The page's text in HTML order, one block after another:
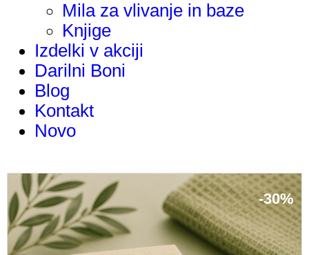
Mila za vlivanje in baze
Knjige
Izdelki v akciji
Darilni Boni
Blog
Kontakt
Novo
-30%